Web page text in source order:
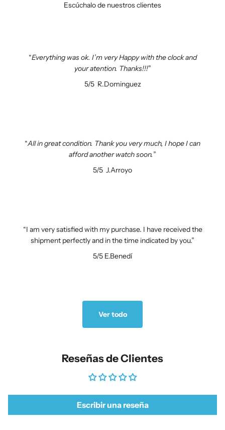
Escúchalo de nuestros clientes
Everything was ok. I’m very Happy with the clock and
your atention. Thanks!!!
5/5R.Dominguez
All in great condition. Thank you very much, I hope I can
afford another watch soon.
5/5 J.Arroyo
I am very satisfied with my purchase. I have received the
shipment perfectly and in the time indicated by you.
5/5 E.Benedí
Ver todo
Reseñas de Clientes
Escribir una reseña